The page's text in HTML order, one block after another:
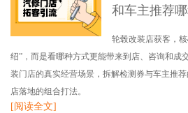
和车主推荐
轮毂改装店获客，
绍”，而是看哪种方式更能带来到店、咨询和成
装门店的真实经营场景，拆解检测券与车主推
店落地的组合打法。
[阅读全文]